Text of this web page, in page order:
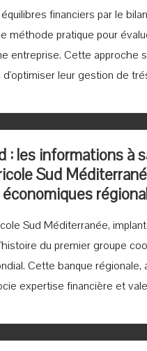
financiers par le
méthode pratique pour
entreprise. Cette approche
d'optimiser leur gestion de
: les informations à
Sud
Sud Méditerranée,
du premier groupe
Cette banque régionale,
expertise financière et